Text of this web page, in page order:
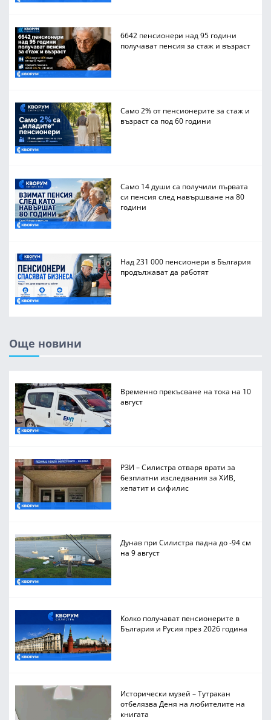
6642 пенсионери над 95 години
получават пенсия за стаж и възраст
Само 2% от пенсионерите за стаж и
възраст са под 60 години
Само 14 души са получили първата
си пенсия след навършване на 80
години
Над 231 000 пенсионери в България
продължават да работят
Още новини
Временно прекъсване на тока на 10
август
РЗИ – Силистра отваря врати за
безплатни изследвания за ХИВ,
хепатит и сифилис
Дунав при Силистра падна до -94 см
на 9 август
Колко получават пенсионерите в
България и Русия през 2026 година
Исторически музей – Тутракан
отбелязва Деня на любителите на
книгата